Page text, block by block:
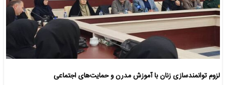
لزوم توانمندسازی زنان با آموزش مدرن و حمایت‌های اجتماعی